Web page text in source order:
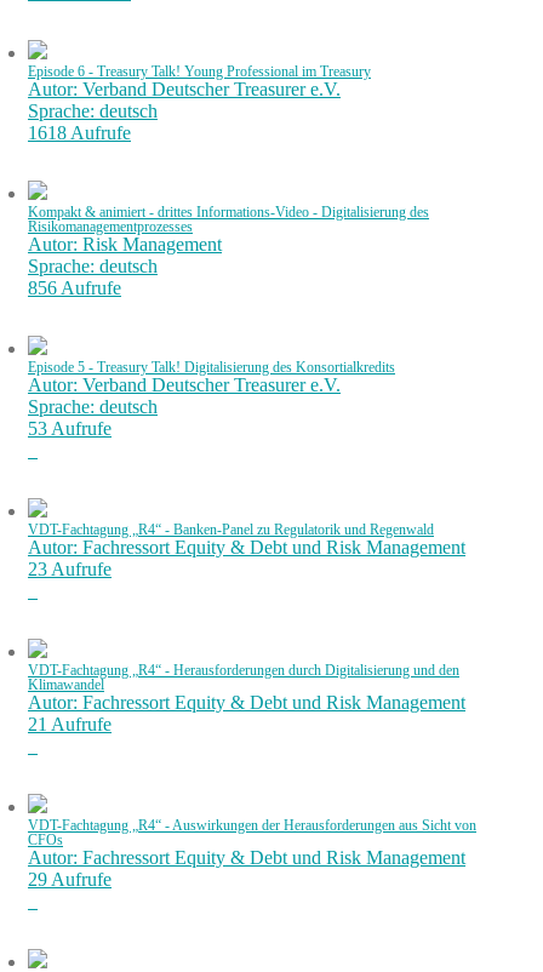
Episode 6 - Treasury Talk! Young Professional im Treasury
Autor: Verband Deutscher Treasurer e.V.
Sprache: deutsch
1618 Aufrufe
Kompakt & animiert - drittes Informations-Video - Digitalisierung des
Risikomanagementprozesses
Autor: Risk Management
Sprache: deutsch
856 Aufrufe
Episode 5 - Treasury Talk! Digitalisierung des Konsortialkredits
Autor: Verband Deutscher Treasurer e.V.
Sprache: deutsch
53 Aufrufe
VDT-Fachtagung „R4“ - Banken-Panel zu Regulatorik und Regenwald
Autor: Fachressort Equity & Debt und Risk Management
23 Aufrufe
VDT-Fachtagung „R4“ - Herausforderungen durch Digitalisierung und den
Klimawandel
Autor: Fachressort Equity & Debt und Risk Management
21 Aufrufe
VDT-Fachtagung „R4“ - Auswirkungen der Herausforderungen aus Sicht von
CFOs
Autor: Fachressort Equity & Debt und Risk Management
29 Aufrufe